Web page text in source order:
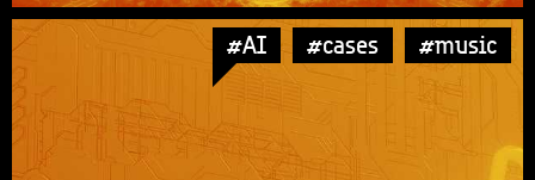
#AI #cases #music